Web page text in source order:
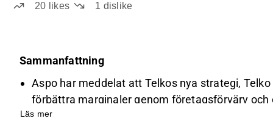
20 likes 1 dislike
Sammanfattning
Aspo har meddelat att Telkos nya strategi,
förbättra marginaler genom företagsförvärv
Företaget planerar att differentiera Telko och
Läs mer